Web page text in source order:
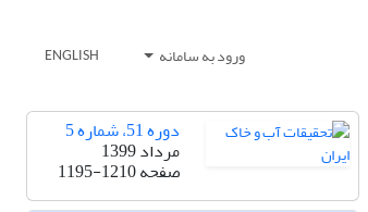
ورود به سامانه ENGLISH
دوره 51، شماره 5
مرداد 1399
صفحه1195-1210